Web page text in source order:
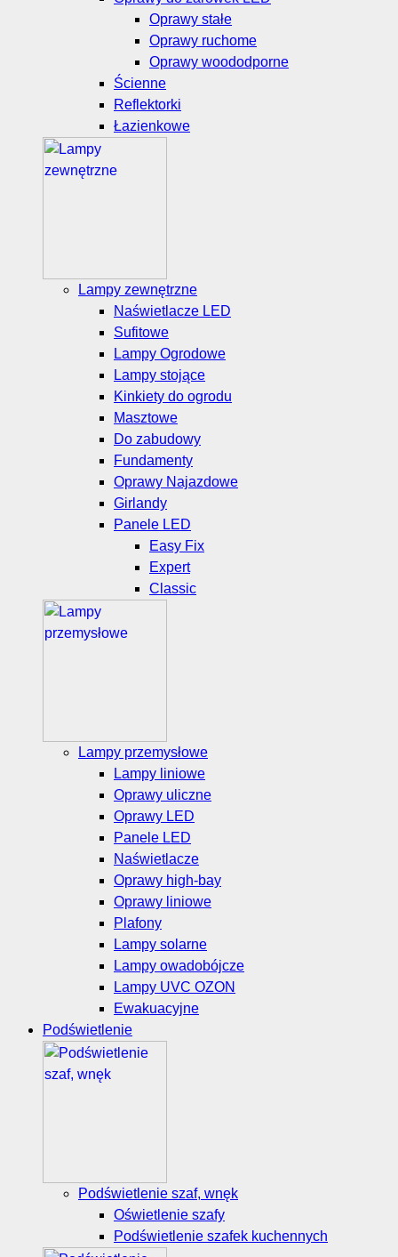
Oprawy stałe
Oprawy ruchome
Oprawy woododporne
Ścienne
Reflektorki
Łazienkowe
Lampy zewnętrzne
Naświetlacze LED
Sufitowe
Lampy Ogrodowe
Lampy stojące
Kinkiety do ogrodu
Masztowe
Do zabudowy
Fundamenty
Oprawy Najazdowe
Girlandy
Panele LED
Easy Fix
Expert
Classic
Lampy przemysłowe
Lampy liniowe
Oprawy uliczne
Oprawy LED
Panele LED
Naświetlacze
Oprawy high-bay
Oprawy liniowe
Plafony
Lampy solarne
Lampy owadobójcze
Lampy UVC OZON
Ewakuacyjne
Podświetlenie
Podświetlenie szaf, wnęk
Oświetlenie szafy
Podświetlenie szafek kuchennych